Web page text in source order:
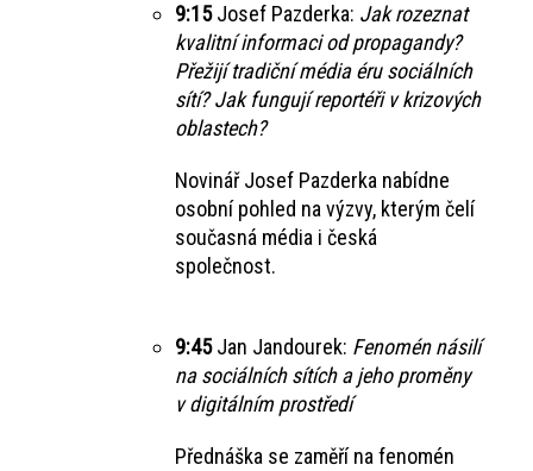
9:15Josef Pazderka: Jak rozeznat
kvalitní informaci od propagandy?
Přežijí tradiční média éru sociálních
sítí? Jak fungují reportéři v krizových
oblastech?
Novinář Josef Pazderka nabídne
osobní pohled na výzvy, kterým čelí
současná média i česká
společnost.
9:45Jan Jandourek: Fenomén násilí
na sociálních sítích a jeho proměny
v digitálním prostředí
Přednáška se zaměří na fenomén